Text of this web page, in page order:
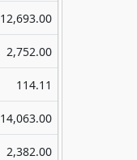
12,693.00
2,752.00
114.11
14,063.00
2,382.00